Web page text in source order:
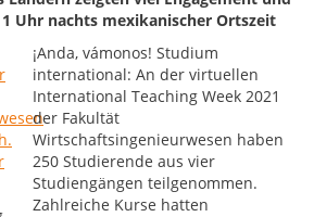
Uhr nachts mexikanischer Ortszeit
¡Anda, vámonos! Studium
international: An der virtuellen
International Teaching Week 2021
der Fakultät
Wirtschaftsingenieurwesen haben
250 Studierende aus vier
Studiengängen teilgenommen.
Zahlreiche Kurse hatten